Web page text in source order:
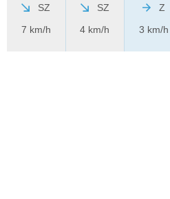
SZ
7 km/h
SZ
4 km/h
Z
3 km/h